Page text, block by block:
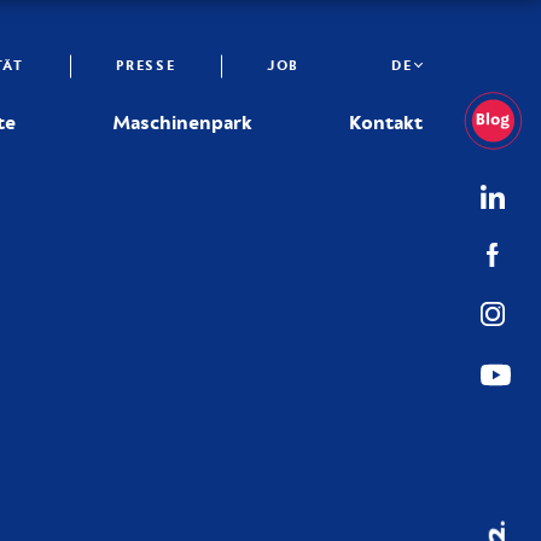
PRESSE JOB DE
Maschinenpark Kontakt